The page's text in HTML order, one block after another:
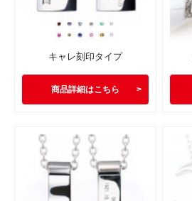
キャレ刻印タイプ
商品詳細はこちら